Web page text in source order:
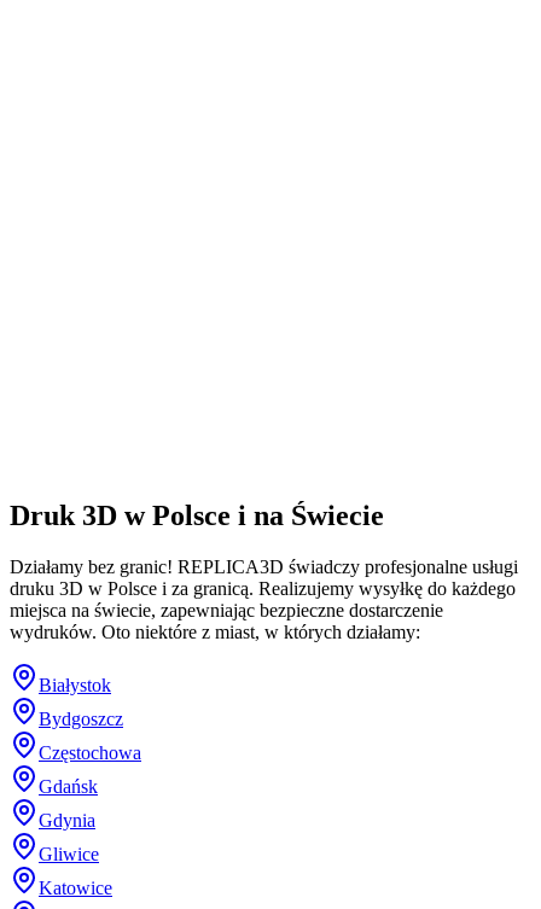
Druk 3D w Polsce i na Świecie
Działamy bez granic! REPLICA3D świadczy profesjonalne usługi
druku 3D w Polsce i za granicą. Realizujemy wysyłkę do każdego
miejsca na świecie, zapewniając bezpieczne dostarczenie
wydruków. Oto niektóre z miast, w których działamy:
Białystok
Bydgoszcz
Częstochowa
Gdańsk
Gdynia
Gliwice
Katowice